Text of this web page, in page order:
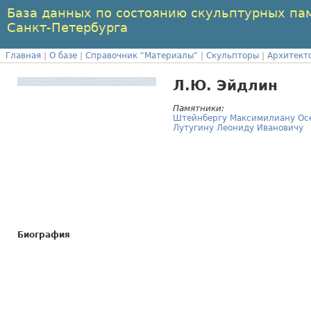
База данных по состоянию скульптурных
Санкт-Петербурга
Главная О базе Справочник "Материалы" Скульпторы
Л.Ю. Эйдлин
Памятники:
Штейнбергу Максимилиану
Лутугину Леониду Ивановичу
Биография